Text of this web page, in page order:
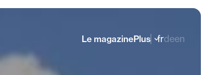
Le magazinePlus frdeen